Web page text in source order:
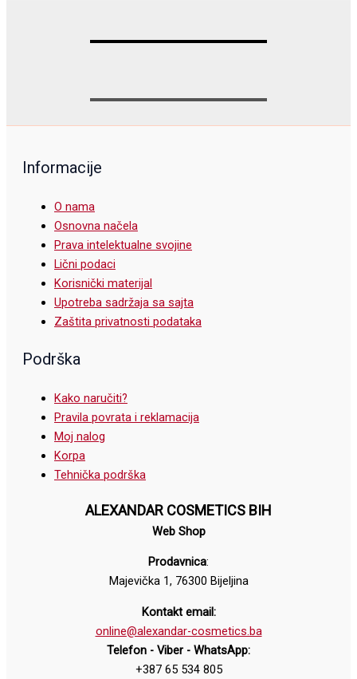
Informacije
O nama
Osnovna načela
Prava intelektualne svojine
Lični podaci
Korisnički materijal
Upotreba sadržaja sa sajta
Zaštita privatnosti podataka
Podrška
Kako naručiti?
Pravila povrata i reklamacija
Moj nalog
Korpa
Tehnička podrška
ALEXANDAR COSMETICS BIH
Web Shop
Prodavnica:
Majevička 1, 76300 Bijeljina
Kontakt email:
online@alexandar-cosmetics.ba
Telefon - Viber - WhatsApp:
+387 65 534 805